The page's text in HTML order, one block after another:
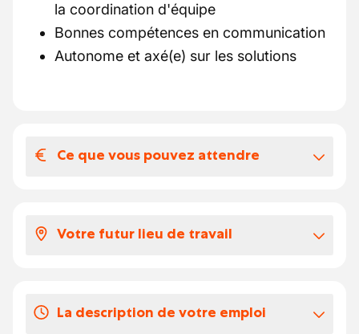
la coordination d'équipe
Bonnes compétences en communication
Autonome et axé(e) sur les solutions
Ce que vous pouvez attendre
Que vous offrons-nous :
Indemnité de mobilité et frais de
Votre futur lieu de travail
secteur, spécialisée dans des projets de
La description de votre emploi